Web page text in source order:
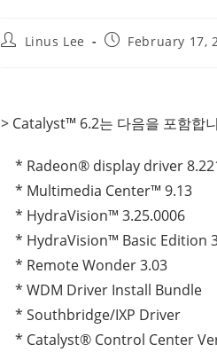
PostLinus Lee
PostFebruary 17,
> Catalyst™ 6.2는 다음을 포함합
* Radeon® display driver
* Multimedia Center™ 9.13
* HydraVision™ 3.25.0006
* HydraVision™ Basic Edition
* Remote Wonder 3.03
* WDM Driver Install Bundle
* Southbridge/IXP Driver
* Catalyst® Control Center